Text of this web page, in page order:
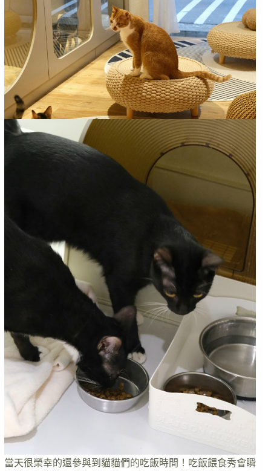
當天很榮幸的還參與到貓貓們的吃飯時間！吃飯餵食秀會瞬